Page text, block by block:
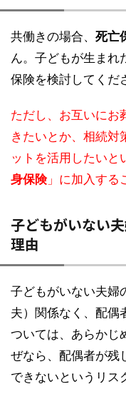
共働きの場合、 死亡
ん。子どもが生まれ
保険を検討してくだ
ただし、お互いにお
きたいとか、相続対
ットを活用したいと
身保険」に加入する
子どもがいない
理由
子どもがいない夫婦
夫）関係なく、配偶
ついては、あらかじ
ぜなら、配偶者が残
できないというリス